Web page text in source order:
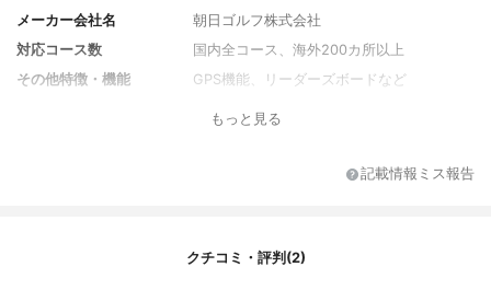
メーカー会社名
朝日ゴルフ株式会社
対応コース数
国内全コース、海外200カ所以上
その他特徴・機能
GPS機能、リーダーズボードなど
もっと見る
記載情報ミス報告
クチコミ・評判(2)